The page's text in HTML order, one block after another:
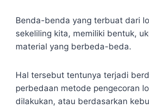
Benda-benda yang terbuat dari
sekeliling kita, memiliki bentuk,
material yang berbeda-beda.
Hal tersebut tentunya terjadi
perbedaan metode pengecoran
dilakukan, atau berdasarkan